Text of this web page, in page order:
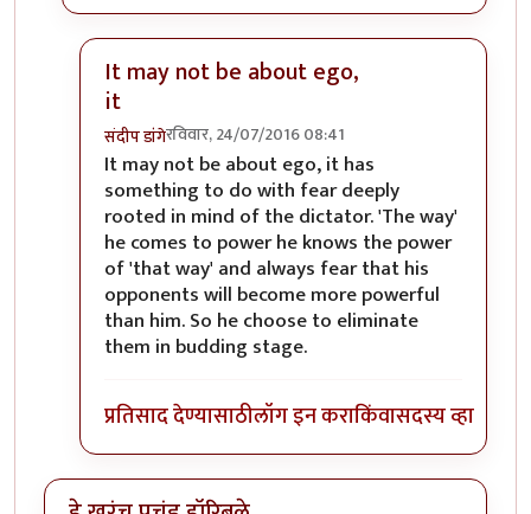
It may not be about ego,
it
संदीप डांगेरविवार, 24/07/2016 08:41
In reply toह्या असल्या लोकांचा इगोच लै
It may not be about ego, it has
something to do with fear deeply
rooted in mind of the dictator. 'The way'
he comes to power he knows the power
of 'that way' and always fear that his
opponents will become more powerful
than him. So he choose to eliminate
them in budding stage.
प्रतिसाद देण्यासाठीलॉग इन कराकिंवासदस्य व्हा